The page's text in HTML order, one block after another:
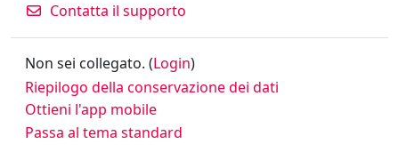
Contatta il supporto
Non sei collegato. (Login)
Riepilogo della conservazione dei dati
Ottieni l'app mobile
Passa al tema standard